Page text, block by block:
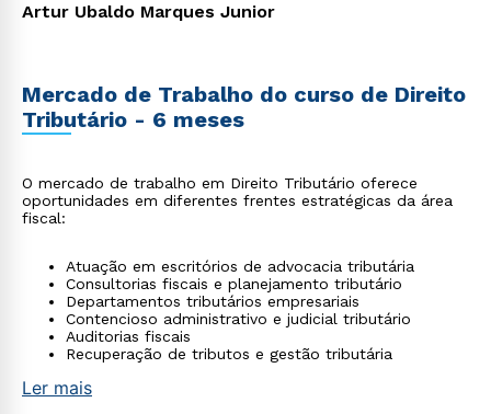
Artur Ubaldo Marques Junior
Mercado de Trabalho do curso de Direito
Tributário - 6 meses
O mercado de trabalho em Direito Tributário oferece
oportunidades em diferentes frentes estratégicas da área
fiscal:
Atuação em escritórios de advocacia tributária
Consultorias fiscais e planejamento tributário
Departamentos tributários empresariais
Contencioso administrativo e judicial tributário
Auditorias fiscais
Recuperação de tributos e gestão tributária
Ler mais